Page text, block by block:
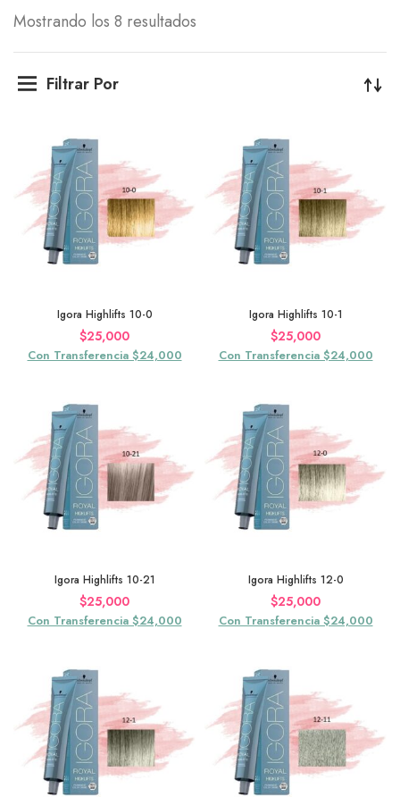
Mostrando los 8 resultados
Filtrar Por
Igora Highlifts 10-0
$25,000
Con Transferencia $24,000
Igora Highlifts 10-1
$25,000
Con Transferencia $24,000
Igora Highlifts 10-21
$25,000
Con Transferencia $24,000
Igora Highlifts 12-0
$25,000
Con Transferencia $24,000